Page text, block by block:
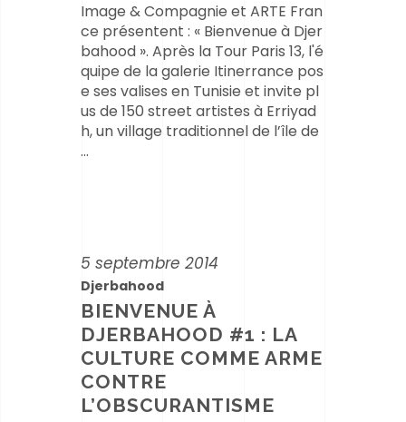
Image & Compagnie et ARTE Fran
ce présentent : « Bienvenue à Djer
bahood ». Après la Tour Paris 13, l'é
quipe de la galerie Itinerrance pos
e ses valises en Tunisie et invite pl
us de 150 street artistes à Erriyad
h, un village traditionnel de l’île de
5 septembre 2014
Djerbahood
BIENVENUE À
DJERBAHOOD #1 : LA
CULTURE COMME ARME
CONTRE
L’OBSCURANTISME